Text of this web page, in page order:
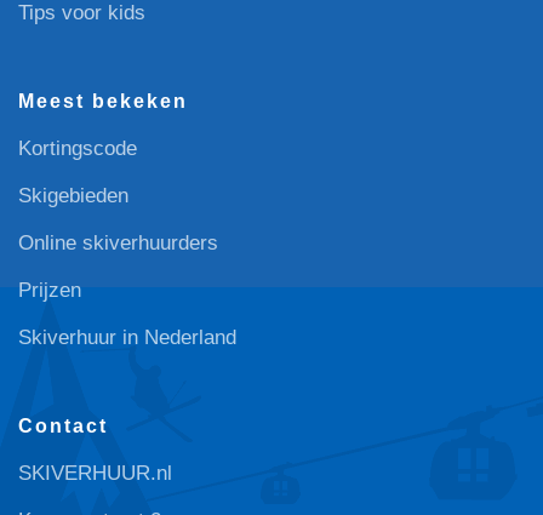
Tips voor kids
Meest bekeken
Kortingscode
Skigebieden
Online skiverhuurders
Prijzen
Skiverhuur in Nederland
Contact
SKIVERHUUR.nl